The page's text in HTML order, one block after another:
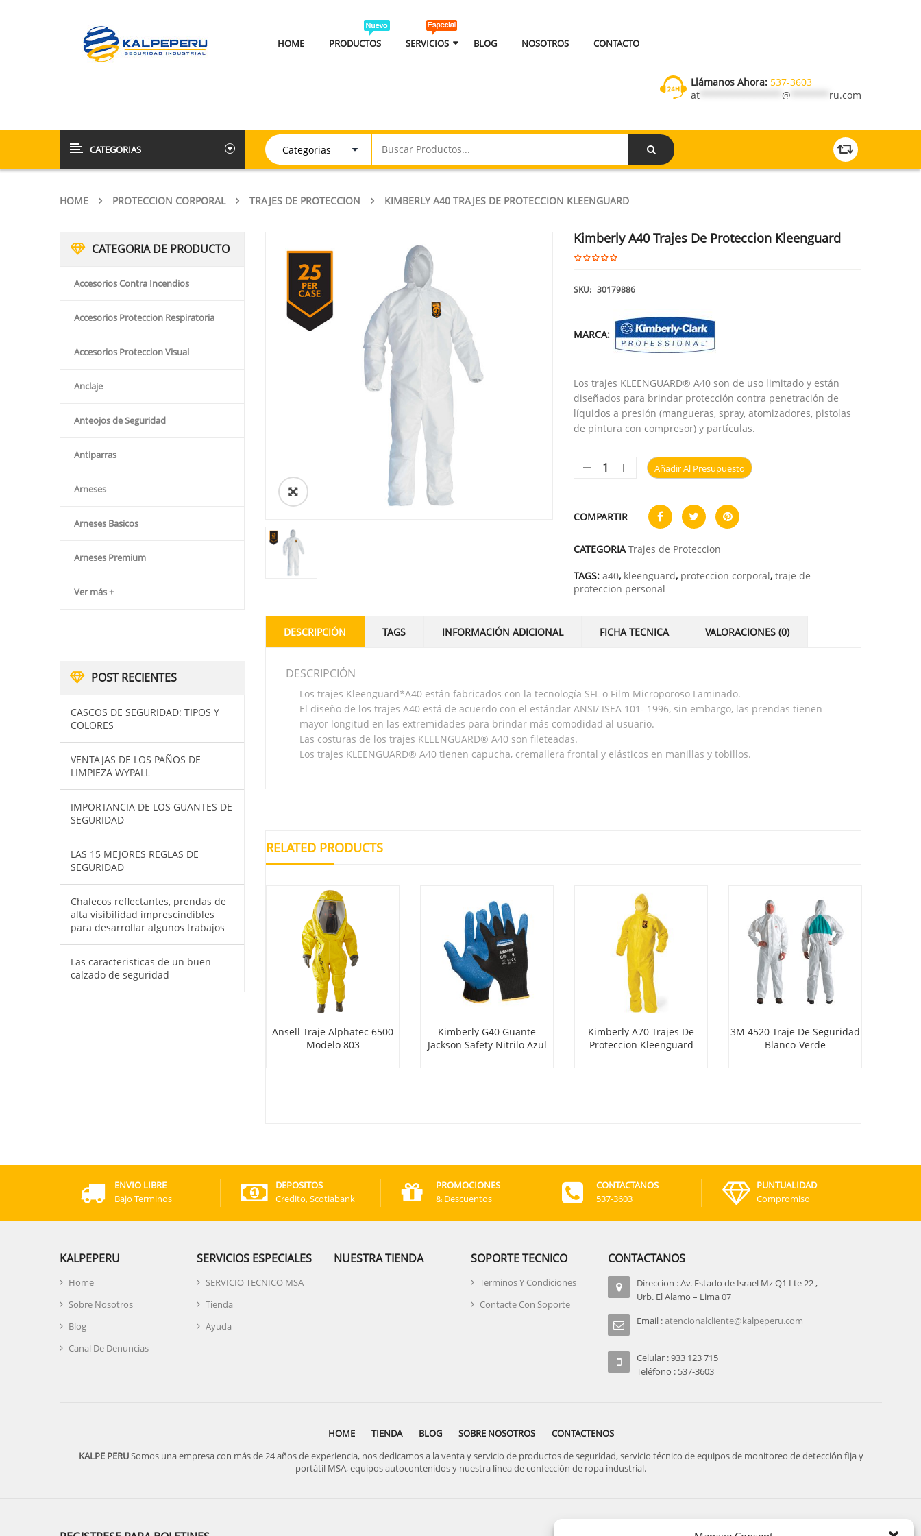
HOME PRODUCTOS SERVICIOS BLOG NOSOTROS CONTACTO
Llámanos Ahora: 537-3603
at
@ ru.com
CATEGORIAS
HOME PROTECCION CORPORAL TRAJES DE PROTECCION KIMBERLY A40 TRAJES DE PROTECCION KLEENGUARD
CATEGORIA DE PRODUCTO
Accesorios Contra Incendios
Accesorios Proteccion Respiratoria
Accesorios Proteccion Visual
Anclaje
Anteojos de Seguridad
Antiparras
Arneses
Arneses Basicos
Arneses Premium
Ver más +
POST RECIENTES
CASCOS DE SEGURIDAD: TIPOS Y
COLORES
VENTAJAS DE LOS PAÑOS DE
LIMPIEZA WYPALL
IMPORTANCIA DE LOS GUANTES DE
SEGURIDAD
LAS 15 MEJORES REGLAS DE
SEGURIDAD
Chalecos reflectantes, prendas de
alta visibilidad imprescindibles
para desarrollar algunos trabajos
Las caracteristicas de un buen
calzado de seguridad
Kimberly A40 Trajes De Proteccion Kleenguard
SKU: 30179886
MARCA:
Los trajes KLEENGUARD® A40 son de uso limitado y están
diseñados para brindar protección contra penetración de
líquidos a presión (mangueras, spray, atomizadores, pistolas
de pintura con compresor) y partículas.
Añadir Al Presupuesto
COMPARTIR
CATEGORIATrajes de Proteccion
TAGS: a40, kleenguard, proteccion corporal, traje de
proteccion personal
DESCRIPCIÓN TAGS INFORMACIÓN ADICIONAL FICHA TECNICA VALORACIONES (0)
DESCRIPCIÓN
Los trajes Kleenguard*A40 están fabricados con la tecnología SFL o Film Microporoso Laminado.
El diseño de los trajes A40 está de acuerdo con el estándar ANSI/ ISEA 101- 1996, sin embargo, las prendas tienen
mayor longitud en las extremidades para brindar más comodidad al usuario.
Las costuras de los trajes KLEENGUARD® A40 son fileteadas.
Los trajes KLEENGUARD® A40 tienen capucha, cremallera frontal y elásticos en manillas y tobillos.
RELATED PRODUCTS
Ansell Traje Alphatec 6500
Modelo 803
Kimberly G40 Guante
Jackson Safety Nitrilo Azul
Kimberly A70 Trajes De
Proteccion Kleenguard
3M 4520 Traje De Seguridad
Blanco-Verde
ENVIO LIBRE
Bajo Terminos
DEPOSITOS
Credito, Scotiabank
PROMOCIONES
& Descuentos
CONTACTANOS
537-3603
PUNTUALIDAD
Compromiso
KALPEPERU
Home
Sobre Nosotros
Blog
Canal De Denuncias
SERVICIOS ESPECIALES
SERVICIO TECNICO MSA
Tienda
Ayuda
NUESTRA TIENDA SOPORTE TECNICO
Terminos Y Condiciones
Contacte Con Soporte
CONTACTANOS
Direccion : Av. Estado de Israel Mz Q1 Lte 22 ,
Urb. El Alamo – Lima 07
Email :atencionalcliente@kalpeperu.com
Celular : 933 123 715
Teléfono : 537-3603
HOME TIENDA BLOG SOBRE NOSOTROS
CONTACTENOS
KALPE PERUSomos una empresa con más de 24 años de experiencia, nos dedicamos a la venta y servicio de productos de seguridad, servicio técnico de equipos de monitoreo de detección fija y
portátil MSA, equipos autocontenidos y nuestra línea de confección de ropa industrial.